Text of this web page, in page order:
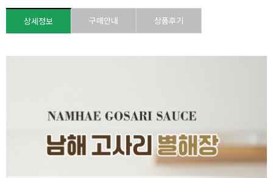
상세정보 구매안내 상품후기